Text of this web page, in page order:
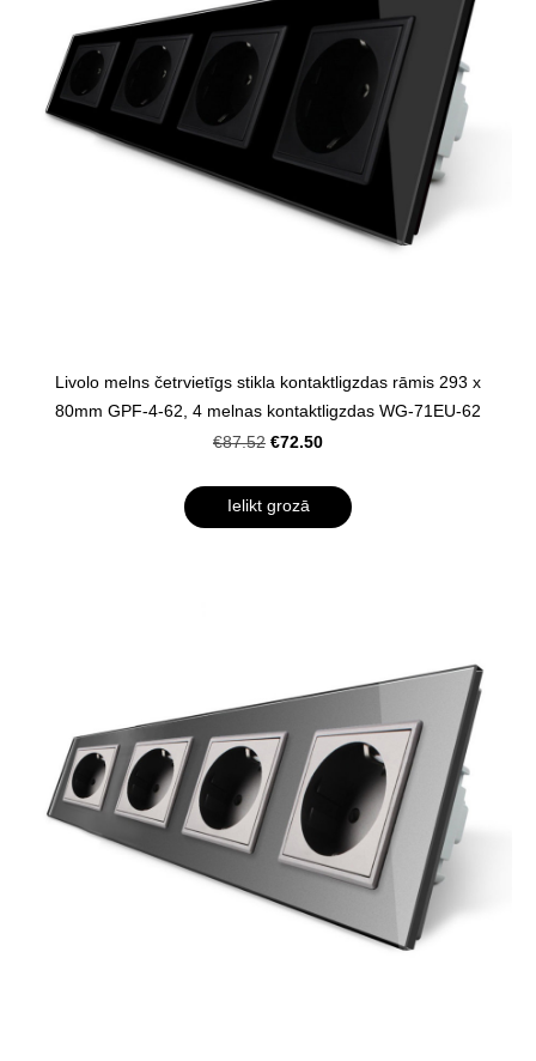
Livolo melns četrvietīgs stikla kontaktligzdas rāmis 293 x
80mm GPF-4-62, 4 melnas kontaktligzdas WG-71EU-62
€87.52 €72.50
Ielikt grozā